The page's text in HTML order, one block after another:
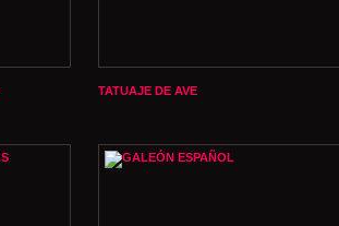
TATUAJE DE AVE